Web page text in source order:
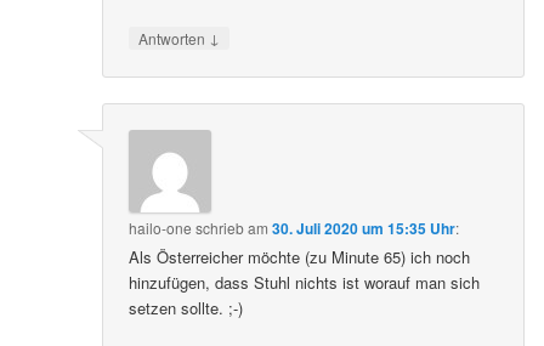
Antworten ↓
hailo-one schriebam30. Juli 2020 um 15:35 Uhr:
Als Österreicher möchte (zu Minute 65) ich noch
hinzufügen, dass Stuhl nichts ist worauf man sich
setzen sollte. ;-)